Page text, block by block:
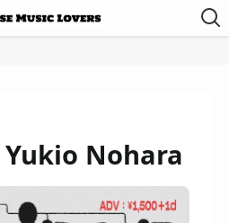
Nohara